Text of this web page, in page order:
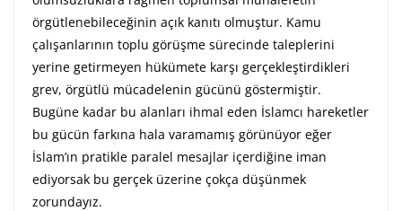
örgütlenebileceğinin açık kanıtı olmuştur. Kamu
çalışanlarının toplu görüşme sürecinde taleplerini
yerine getirmeyen hükümete karşı gerçekleştirdikleri
grev, örgütlü mücadelenin gücünü göstermiştir.
Bugüne kadar bu alanları ihmal eden İslamcı hareketler
bu gücün farkına hala varamamış görünüyor eğer
İslam’ın pratikle paralel mesajlar içerdiğine iman
ediyorsak bu gerçek üzerine çokça düşünmek
zorundayız.